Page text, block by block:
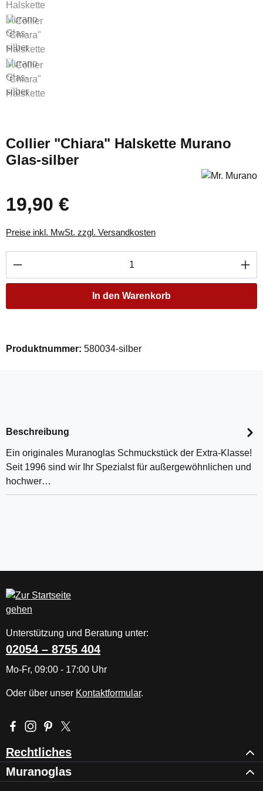
Collier "Chiara" Halskette Murano
Glas-silber
Regulärer Preis:
19,90 €
Preise inkl. MwSt. zzgl. Versandkosten
Produkt Anzahl: Gib den gewünschten
In den Warenkorb
Produktnummer: 580034-silber
Beschreibung
Ein originales Muranoglas Schmuckstück der Extra-Klasse!
Seit 1996 sind wir Ihr Spezialst für außergewöhnlichen und
hochwer…
Unterstützung und Beratung unter:
02054 – 8755 404
Mo-Fr, 09:00 - 17:00 Uhr
Oder über unser Kontaktformular.
Besuche uns auf Facebook – öffnet in neuem Tab (externer
Schau auf Instagram vorbei – öffnet in neuem Tab
Lass dich auf Pinterest inspirieren – öffnet in neuem
Folge uns auf X – öffnet in neuem Tab (externer
Rechtliches
Muranoglas